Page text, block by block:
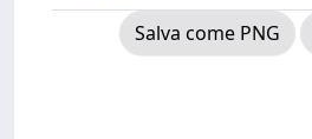
Salva come PNG